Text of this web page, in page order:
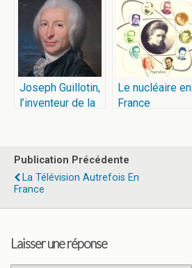
Joseph Guillotin,
l’inventeur de la
Le nucléaire en
France
Publication Précédente
La Télévision Autrefois En
France
Laisser une réponse